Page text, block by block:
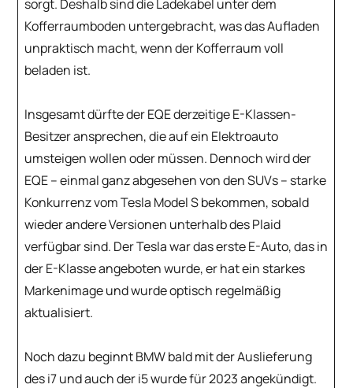
sorgt. Deshalb sind die Ladekabel unter dem
Kofferraumboden untergebracht, was das Aufladen
unpraktisch macht, wenn der Kofferraum voll
beladen ist.
Insgesamt dürfte der EQE derzeitige E-Klassen-
Besitzer ansprechen, die auf ein Elektroauto
umsteigen wollen oder müssen. Dennoch wird der
EQE – einmal ganz abgesehen von den SUVs – starke
Konkurrenz vom Tesla Model S bekommen, sobald
wieder andere Versionen unterhalb des Plaid
verfügbar sind. Der Tesla war das erste E-Auto, das in
der E-Klasse angeboten wurde, er hat ein starkes
Markenimage und wurde optisch regelmäßig
aktualisiert.
Noch dazu beginnt BMW bald mit der Auslieferung
des i7 und auch der i5 wurde für 2023 angekündigt.